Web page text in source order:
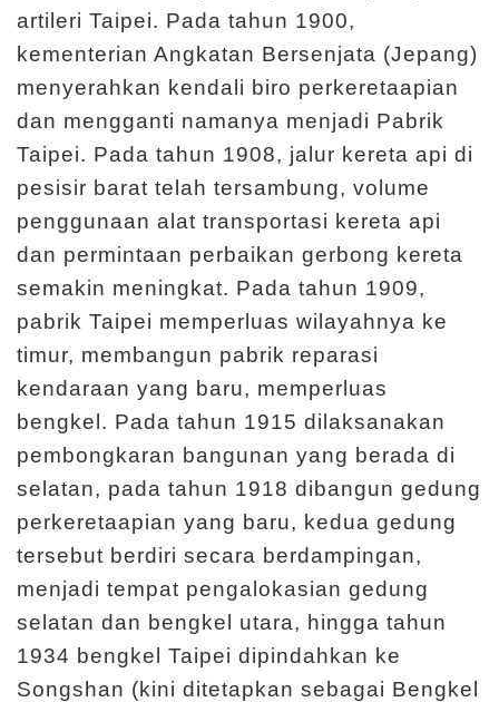
I
n
f
o
r
m
a
s
i
P
a
m
e
r
artileri Taipei. Pada tahun 1900,
kementerian Angkatan Bersenjata (Jepang)
menyerahkan kendali biro perkeretaapian
dan mengganti namanya menjadi Pabrik
Taipei. Pada tahun 1908, jalur kereta api di
pesisir barat telah tersambung, volume
penggunaan alat transportasi kereta api
dan permintaan perbaikan gerbong kereta
semakin meningkat. Pada tahun 1909,
pabrik Taipei memperluas wilayahnya ke
timur, membangun pabrik reparasi
kendaraan yang baru, memperluas
bengkel. Pada tahun 1915 dilaksanakan
pembongkaran bangunan yang berada di
selatan, pada tahun 1918 dibangun gedung
perkeretaapian yang baru, kedua gedung
tersebut berdiri secara berdampingan,
menjadi tempat pengalokasian gedung
selatan dan bengkel utara, hingga tahun
1934 bengkel Taipei dipindahkan ke
Songshan (kini ditetapkan sebagai Bengkel